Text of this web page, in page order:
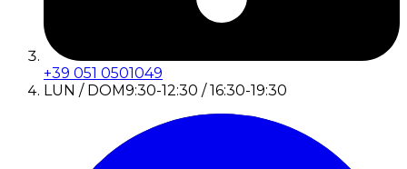
+39 051 0501049
LUN / DOM9:30-12:30 / 16:30-19:30